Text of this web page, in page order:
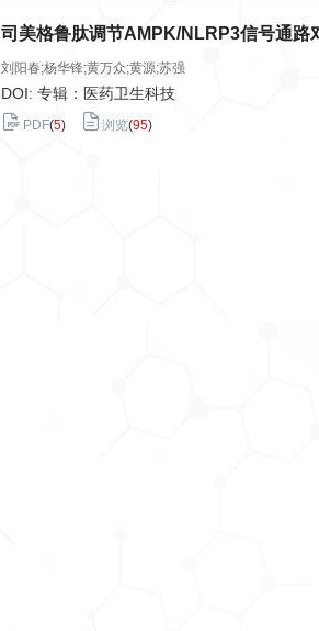
司美格鲁肽调节AMPK/NLRP3信号通路
刘阳春;杨华锋;黄万众;黄源;苏强
DOI: 专辑：医药卫生科技
PDF(5) 浏览(95)